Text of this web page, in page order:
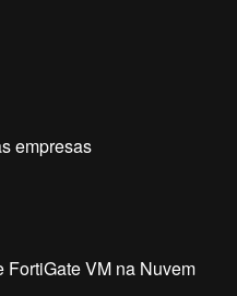
empresas
VM na Nuvem